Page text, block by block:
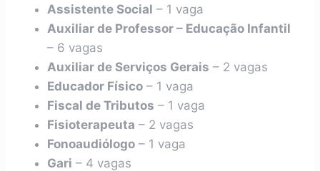
Assistente Social – 1 vaga
Auxiliar de Professor – Educação Infantil
– 6 vagas
Auxiliar de Serviços Gerais – 2 vagas
Educador Físico – 1 vaga
Fiscal de Tributos – 1 vaga
Fisioterapeuta – 2 vagas
Fonoaudiólogo – 1 vaga
Gari – 4 vagas